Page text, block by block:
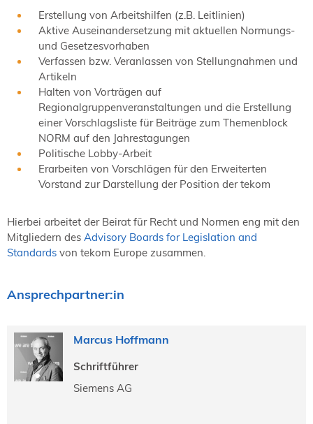
Erstellung von Arbeitshilfen (z.B. Leitlinien)
Aktive Auseinandersetzung mit aktuellen Normungs-
und Gesetzesvorhaben
Verfassen bzw. Veranlassen von Stellungnahmen und
Artikeln
Halten von Vorträgen auf
Regionalgruppenveranstaltungen und die Erstellung
einer Vorschlagsliste für Beiträge zum Themenblock
NORM auf den Jahrestagungen
Politische Lobby-Arbeit
Erarbeiten von Vorschlägen für den Erweiterten
Vorstand zur Darstellung der Position der tekom
Hierbei arbeitet der Beirat für Recht und Normen eng mit den
Mitgliedern des Advisory Boards for Legislation and
Standards von tekom Europe zusammen.
Ansprechpartner:in
Marcus Hoffmann
Schriftführer
Siemens AG